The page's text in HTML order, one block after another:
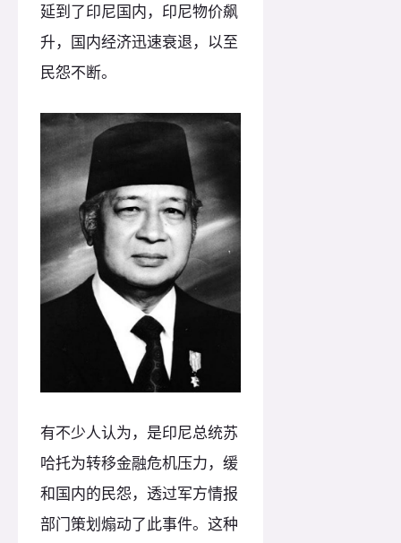
延到了印尼国内，印尼物价飙
升，国内经济迅速衰退，以至
民怨不断。
有不少人认为，是印尼总统苏
哈托为转移金融危机压力，缓
和国内的民怨，透过军方情报
部门策划煽动了此事件。这种